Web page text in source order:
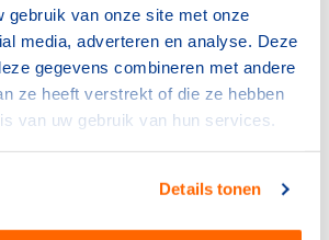
gebruik van onze site met onze
media, adverteren en analyse. Deze
gegevens combineren met andere
ze heeft verstrekt of die ze hebben
van uw gebruik van hun services.
Details tonen
Verlos het midden- en
kleinbedrijf van de rekening
voor sportblessures
15 juli 2026
NOC*NSF
voor een sterke provincie
6 juli 2026